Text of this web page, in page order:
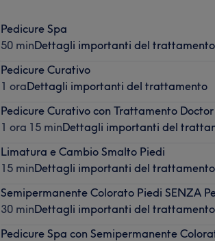
Pedicure Spa
50 minDettagli importanti del trattamento
Pedicure Curativo
1 oraDettagli importanti del trattamento
Pedicure Curativo con Trattamento
1 ora 15 minDettagli importanti del
Limatura e Cambio Smalto Piedi
15 minDettagli importanti del trattamento
Semipermanente Colorato Piedi SENZA
30 minDettagli importanti del trattamento
Pedicure Spa con Semipermanente